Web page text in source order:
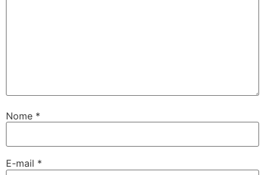
Nome *
E-mail *